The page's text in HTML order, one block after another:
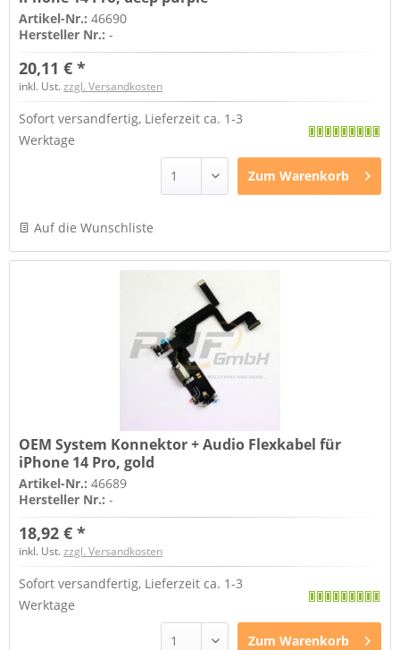
Artikel-Nr.:46690
Hersteller Nr.:-
20,11 € *
inkl. Ust.zzgl. Versandkosten
Sofort versandfertig, Lieferzeit ca. 1-3
Werktage
Zum Warenkorb
Auf die Wunschliste
OEM System Konnektor + Audio Flexkabel für
iPhone 14 Pro, gold
Artikel-Nr.:46689
Hersteller Nr.:-
18,92 € *
inkl. Ust.zzgl. Versandkosten
Sofort versandfertig, Lieferzeit ca. 1-3
Werktage
Zum Warenkorb